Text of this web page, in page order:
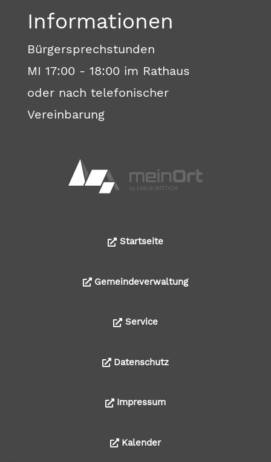
Informationen
Bürgersprechstunden
MI 17:00 - 18:00 im Rathaus
oder nach telefonischer
Vereinbarung
Startseite
Gemeindeverwaltung
Service
Datenschutz
Impressum
Kalender